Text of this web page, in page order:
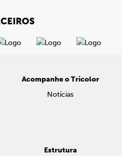
Acompanhe o Tricolor
Notícias
Estrutura